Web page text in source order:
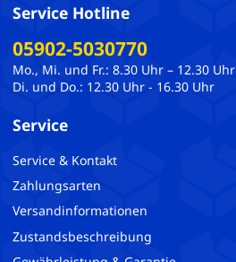
Service Hotline
05902-5030770
Mo., Mi. und Fr.: 8.30 Uhr – 12.30 Uhr
Di. und Do.: 12.30 Uhr - 16.30 Uhr
Service
Service & Kontakt
Zahlungsarten
Versandinformationen
Zustandsbeschreibung